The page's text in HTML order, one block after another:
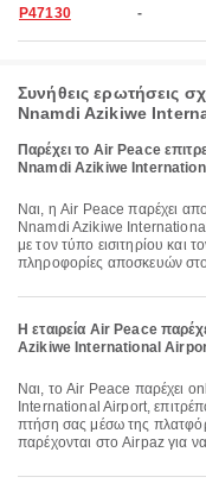
P47130 -
Συνήθεις ερωτήσεις
Nnamdi Azikiwe
Παρέχει το Air Peace
Nnamdi Azikiwe
Ναι, η Air Peace παρέχει αποσκευή για πτήσεις Εγχώρια & Διεθνής προς το
Nnamdi Azikiwe
με τον τύπο εισιτηρίου και
πληροφορίες αποσκευών
Η εταιρεία Air Peace
Azikiwe International
Ναι, το Air Peace παρέχει online check-in για πτήσεις προς Nnamdi Azikiwe
International Airport,
πτήση σας μέσω της
παρέχονται στο Airpaz για